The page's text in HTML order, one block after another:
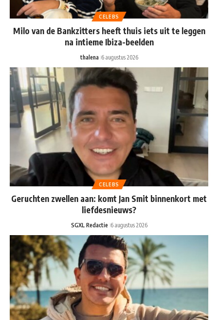
CELEBS
Milo van de Bankzitters heeft thuis iets uit te leggen
na intieme Ibiza-beelden
thalena 6 augustus 2026
CELEBS
Geruchten zwellen aan: komt Jan Smit binnenkort met
liefdesnieuws?
SGXL Redactie 6 augustus 2026